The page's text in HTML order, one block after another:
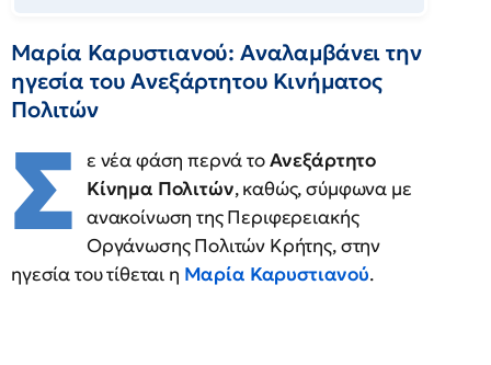
Μαρία Καρυστιανού: Αναλαμβάνει την
ηγεσία του Ανεξάρτητου Κινήματος
Πολιτών
Σ ε νέα φάση περνά τοΑνεξάρτητο
Κίνημα Πολιτών, καθώς, σύμφωνα με
ανακοίνωση της Περιφερειακής
Οργάνωσης Πολιτών Κρήτης, στην
ηγεσία του τίθεται η Μαρία Καρυστιανού.